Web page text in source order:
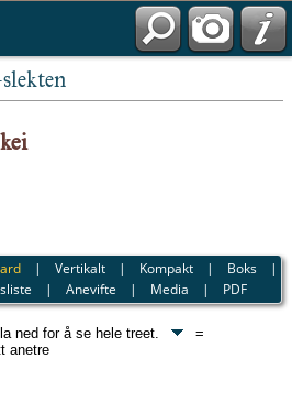
|Vertikalt | Kompakt | Boks |
|Anevifte | Media | PDF
ned for å se hele treet.
=
anetre